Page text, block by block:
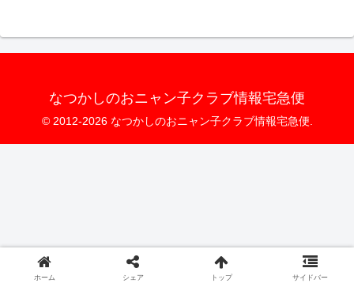
なつかしのおニャン子クラブ情報宅急便
© 2012-2026 なつかしのおニャン子クラブ情報宅急便.
ホーム シェア トップ サイドバー